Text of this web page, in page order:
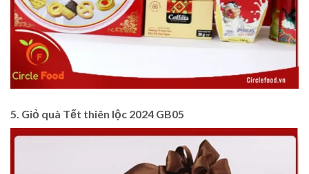
5. Giỏ quà Tết thiên lộc 2024 GB05